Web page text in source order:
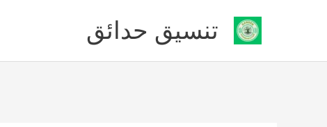
المحتوى
تنسيق حدائق